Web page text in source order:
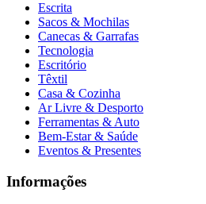
Escrita
Sacos & Mochilas
Canecas & Garrafas
Tecnologia
Escritório
Têxtil
Casa & Cozinha
Ar Livre & Desporto
Ferramentas & Auto
Bem-Estar & Saúde
Eventos & Presentes
Informações